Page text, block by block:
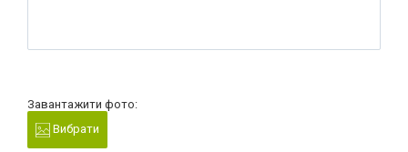
Завантажити фото:
Вибрати